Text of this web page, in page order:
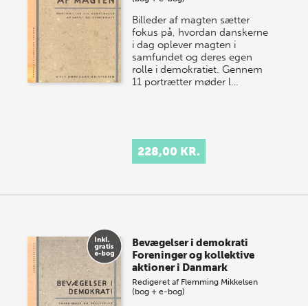
Billeder af magten sætter
fokus på, hvordan danskerne
i dag oplever magten i
samfundet og deres egen
rolle i demokratiet. Gennem
11 portrætter møder l…
228,00 KR.
Bevægelser i demokrati
Foreninger og kollektive
aktioner i Danmark
Redigeret af Flemming Mikkelsen
(bog + e-bog)